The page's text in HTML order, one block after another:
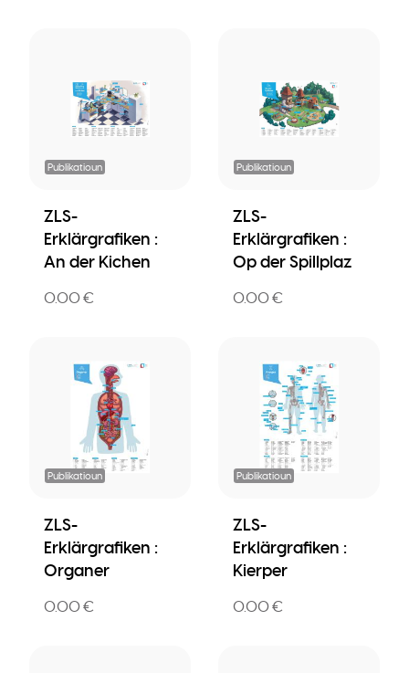
Publikatioun
ZLS-
Erklärgrafiken :
An der Kichen
0.00 €
Publikatioun
ZLS-
Erklärgrafiken :
Op der Spillplaz
0.00 €
Publikatioun
ZLS-
Erklärgrafiken :
Organer
0.00 €
Publikatioun
ZLS-
Erklärgrafiken :
Kierper
0.00 €